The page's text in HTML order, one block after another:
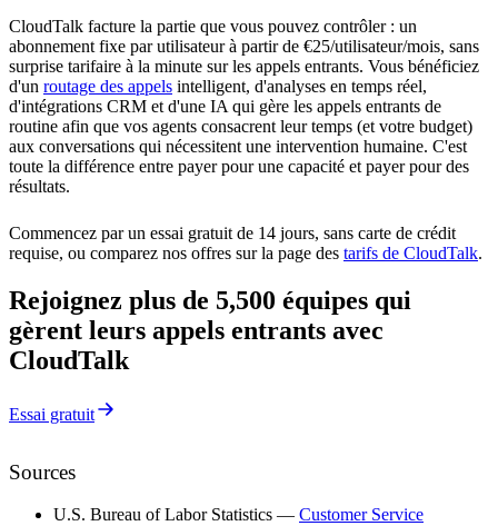
CloudTalk facture la partie que vous pouvez contrôler : un
abonnement fixe par utilisateur à partir de €25/utilisateur/mois, sans
surprise tarifaire à la minute sur les appels entrants. Vous bénéficiez
d'un routage des appels intelligent, d'analyses en temps réel,
d'intégrations CRM et d'une IA qui gère les appels entrants de
routine afin que vos agents consacrent leur temps (et votre budget)
aux conversations qui nécessitent une intervention humaine. C'est
toute la différence entre payer pour une capacité et payer pour des
résultats.
Commencez par un essai gratuit de 14 jours, sans carte de crédit
requise, ou comparez nos offres sur la page des tarifs de CloudTalk.
Rejoignez plus de 5,500 équipes qui
gèrent leurs appels entrants avec
CloudTalk
Essai gratuit
Sources
U.S. Bureau of Labor Statistics — Customer Service